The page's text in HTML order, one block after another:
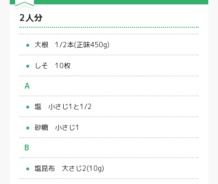
2人分
大根 1/2本(正味450g)
しそ 10枚
A
塩 小さじ1と1/2
砂糖 小さじ1
B
塩昆布 大さじ2(10g)